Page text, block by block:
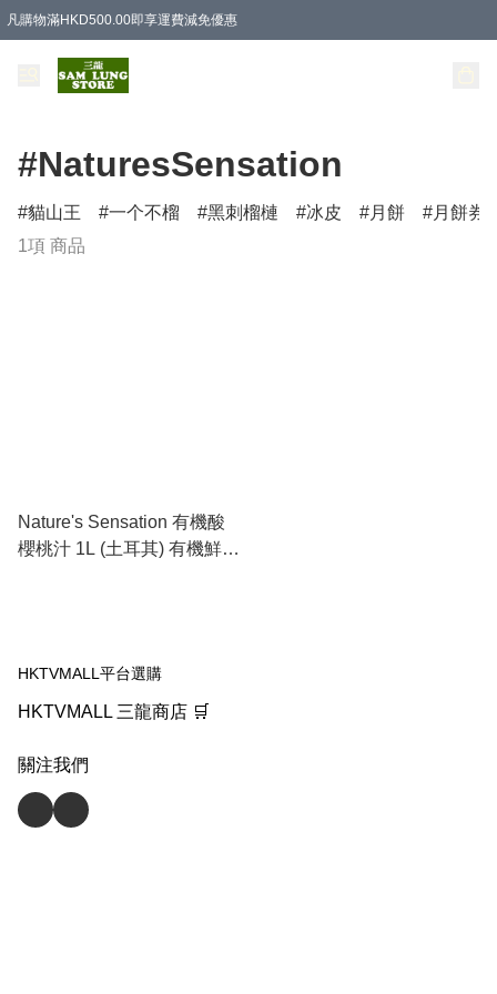
凡購物滿HKD500.00即享運費減免優惠
#NaturesSensation
貓山王 一个不榴 黑刺榴槤 冰皮 月餅
月餅券
1項 商品
Nature's Sensation 有機酸
櫻桃汁 1L (土耳其) 有機鮮榨
HKTVMALL平台選購
HKTVMALL 三龍商店 🛒
關注我們